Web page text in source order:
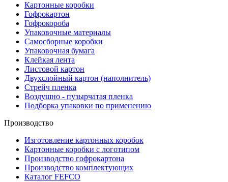
Картонные коробки
Гофрокартон
Гофрокороба
Упаковочные материалы
Самосборные коробки
Упаковочная бумага
Клейкая лента
Листовой картон
Двухслойный картон (наполнитель)
Стрейч пленка
Воздушно - пузырчатая пленка
Подборка упаковки по применению
Производство
Изготовление картонных коробок
Картонные коробки с логотипом
Производство гофрокартона
Производство комплектующих
Каталог FEFCO